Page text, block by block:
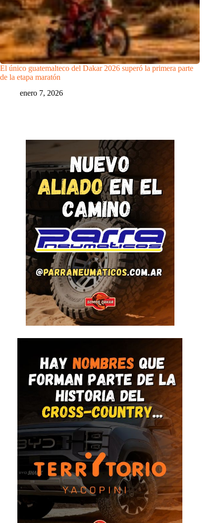
El único guatemalteco del Dakar 2026 superó la primera parte
de la etapa maratón
enero 7, 2026